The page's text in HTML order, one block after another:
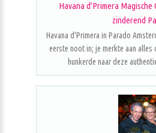
Havana d'Primera Magische
zinderend
Havana d'Primera in Parado
eerste noot in; je merkte aan
hunkerde naar deze